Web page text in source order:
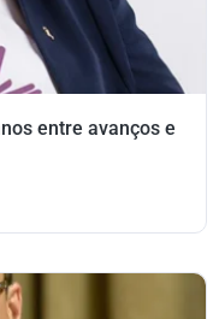
entre avanços e